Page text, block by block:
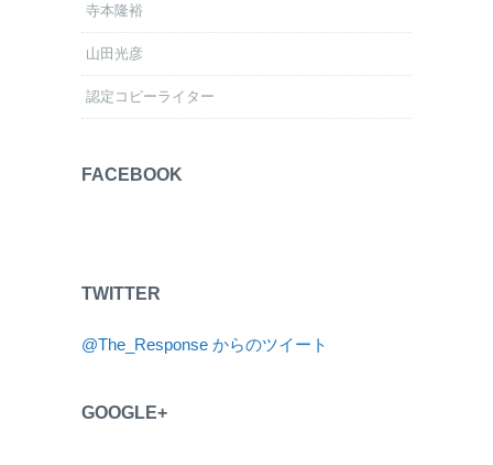
寺本隆裕
山田光彦
認定コピーライター
FACEBOOK
TWITTER
@The_Response からのツイート
GOOGLE+